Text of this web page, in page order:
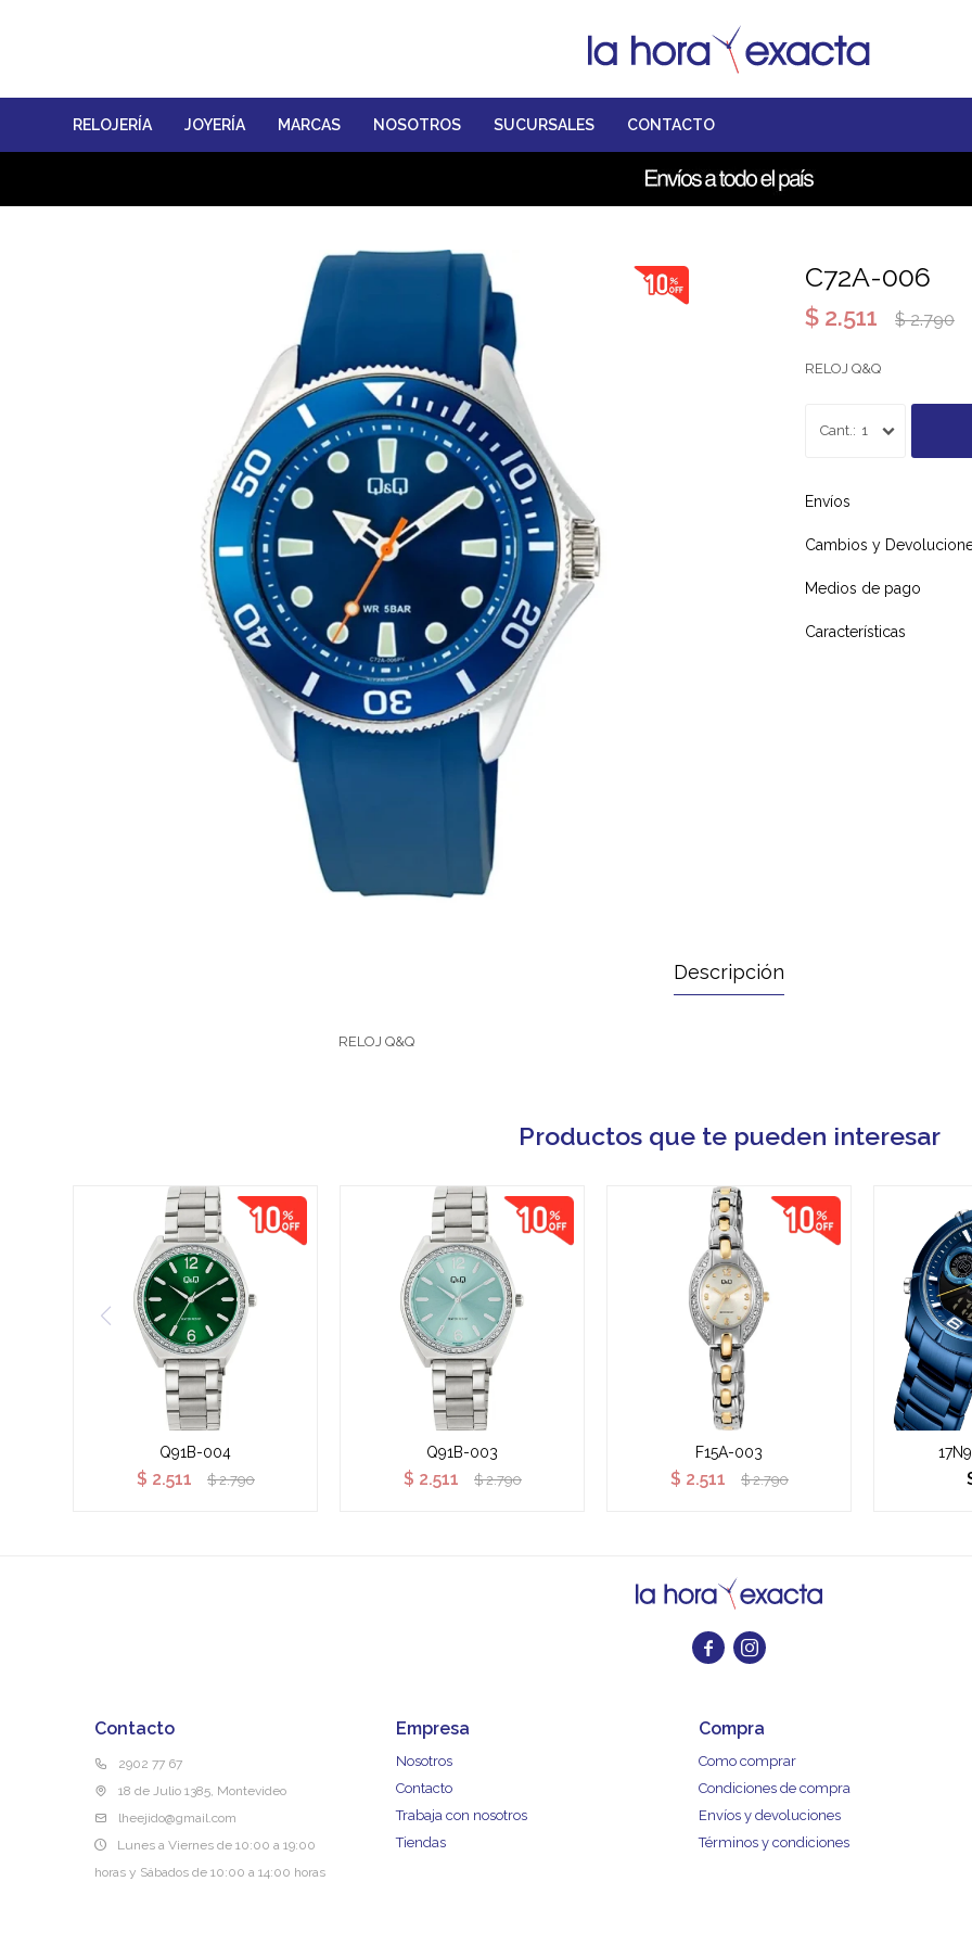
RELOJERÍA JOYERÍA MARCAS NOSOTROS SUCURSALES CONTACTO
C72A-006
$ 2.511 $ 2.790
RELOJ Q&Q
1
Envíos
Cambios y
Medios de pago
Características
Descripción
RELOJ Q&Q
Productos que te pueden interesar
Q91B-004
$ 2.511 $ 2.790
Q91B-003
$ 2.511 $ 2.790
F15A-003
$ 2.511 $ 2.790
 
Contacto
2902 77 67
18 de Julio 1385, Montevideo
lheejido@gmail.com
Lunes a Viernes de 10:00 a 19:00
horas y Sábados de 10:00 a 14:00 horas
Empresa
Nosotros
Contacto
Trabaja con nosotros
Tiendas
Compra
Como comprar
Condiciones de compra
Envíos y devoluciones
Términos y condiciones